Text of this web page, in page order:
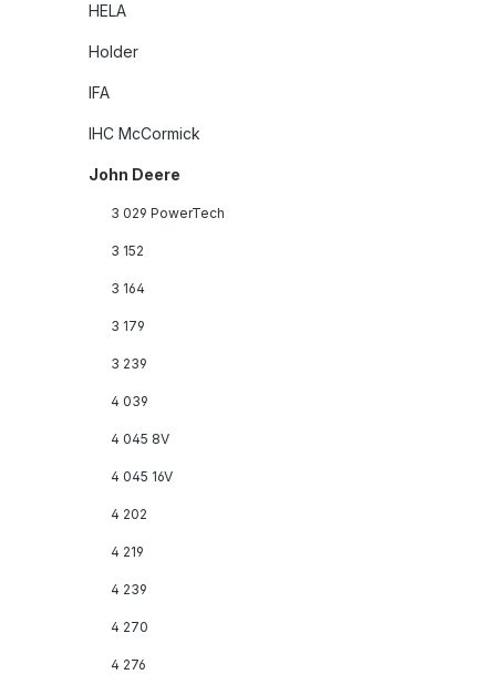
HELA
Holder
IFA
IHC McCormick
John Deere
3 029 PowerTech
3 152
3 164
3 179
3 239
4 039
4 045 8V
4 045 16V
4 202
4 219
4 239
4 270
4 276